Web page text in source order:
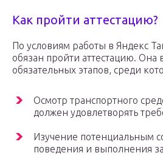
Как пройти аттестацию?
По условиям работы в Яндекс
обязан пройти аттестацию. Она
обязательных этапов, среди
Осмотр транспортного
должен удовлетворять
Изучение потенциальным
поведения и выполнения